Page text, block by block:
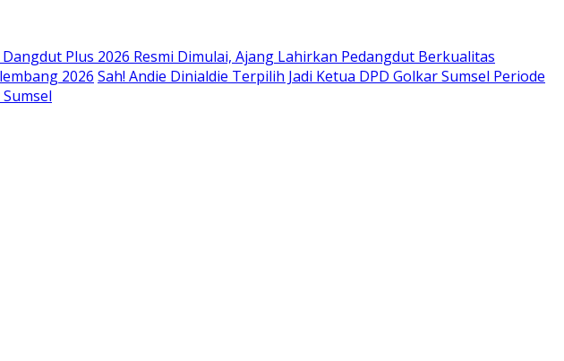
Plus 2026 Resmi Dimulai, Ajang Lahirkan Pedangdut Berkualitas
2026 Sah! Andie Dinialdie Terpilih Jadi Ketua DPD Golkar Sumsel Periode